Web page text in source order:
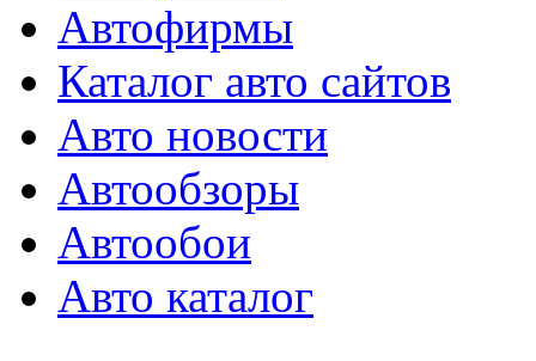
Автофирмы
Каталог авто сайтов
Авто новости
Автообзоры
Автообои
Авто каталог